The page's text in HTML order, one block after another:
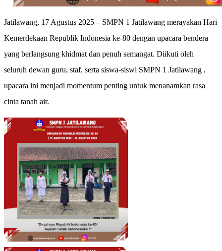
Jatilawang, 17 Agustus 2025 – SMPN 1 Jatilawang merayakan Hari
Kemerdekaan Republik Indonesia ke-80 dengan upacara bendera
yang berlangsung khidmat dan penuh semangat. Diikuti oleh
seluruh dewan guru, staf, serta siswa-siswi SMPN 1 Jatilawang ,
upacara ini menjadi momentum penting untuk menanamkan rasa
cinta tanah air.